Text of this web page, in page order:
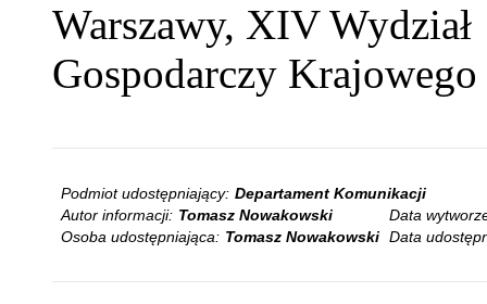
Warszawy, XIV Wydział
Gospodarczy
Podmiot udostępniający: Departament Komunikacji
Autor informacji: Tomasz Nowakowski
Data
Osoba udostępniająca: Tomasz Nowakowski Data